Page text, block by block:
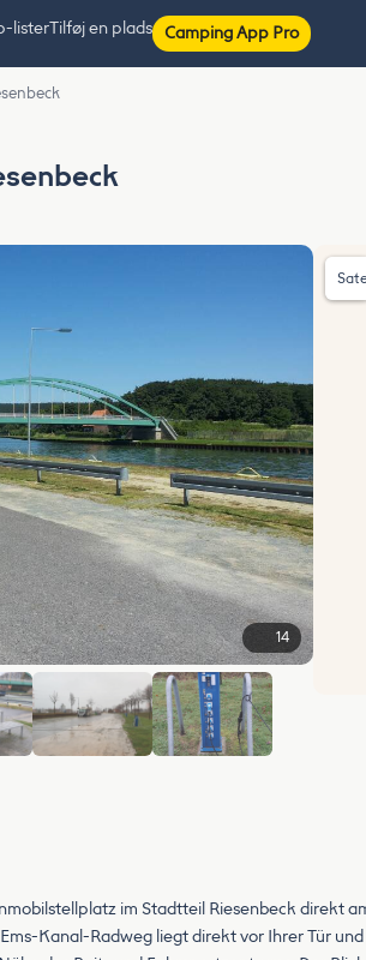
listerTilføj en plads Camping App Pro
14
im Stadtteil Riesenbeck direkt
Kanal-Radweg liegt direkt vor Ihrer Tür